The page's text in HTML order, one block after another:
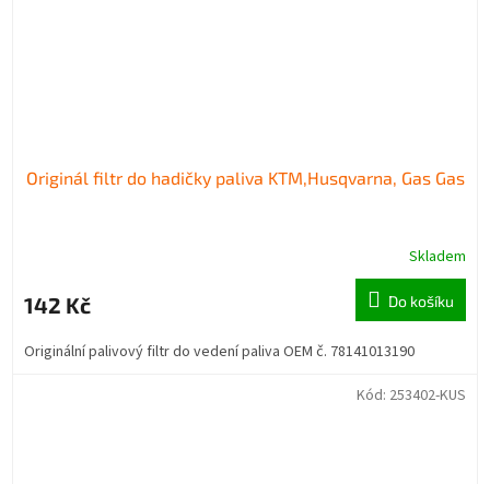
Originál filtr do hadičky paliva KTM,Husqvarna, Gas Gas
Skladem
142 Kč Do košíku
Originální palivový filtr do vedení paliva OEM č. 78141013190
Kód: 253402-KUS